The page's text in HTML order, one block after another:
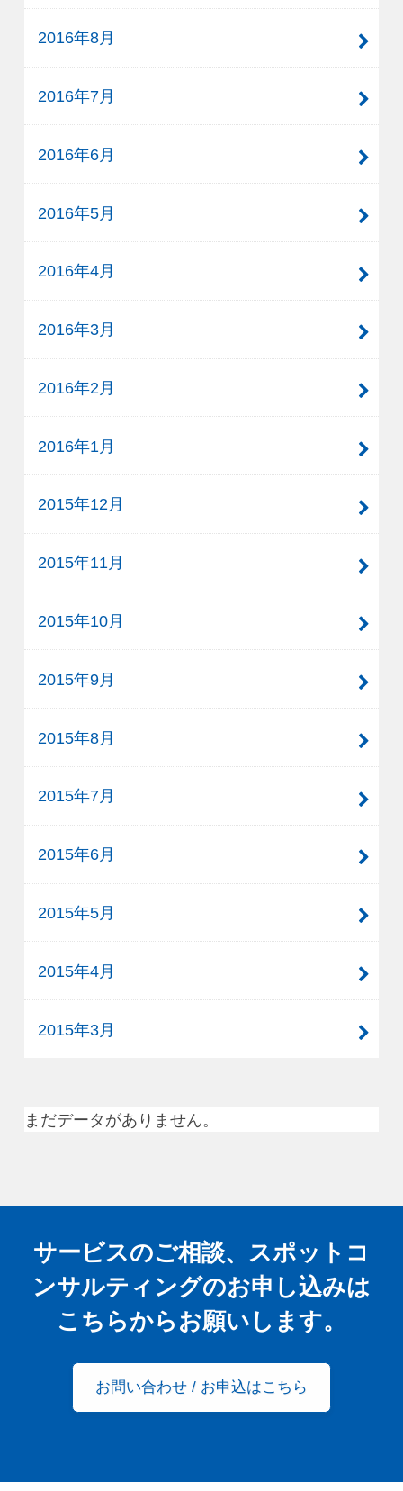
2016年8月
2016年7月
2016年6月
2016年5月
2016年4月
2016年3月
2016年2月
2016年1月
2015年12月
2015年11月
2015年10月
2015年9月
2015年8月
2015年7月
2015年6月
2015年5月
2015年4月
2015年3月
まだデータがありません。
サービスのご相談、スポットコ
ンサルティングのお申し込みは
こちらからお願いします。
お問い合わせ / お申込はこちら